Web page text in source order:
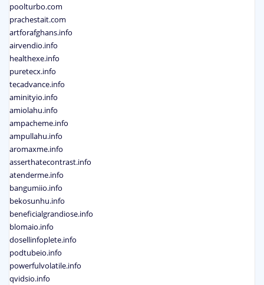
poolturbo.com
prachestait.com
artforafghans.info
airvendio.info
healthexe.info
puretecx.info
tecadvance.info
aminityio.info
amiolahu.info
ampacheme.info
ampullahu.info
aromaxme.info
asserthatecontrast.info
atenderme.info
bangumiio.info
bekosunhu.info
beneficialgrandiose.info
blomaio.info
dosellinfoplete.info
podtubeio.info
powerfulvolatile.info
qvidsio.info